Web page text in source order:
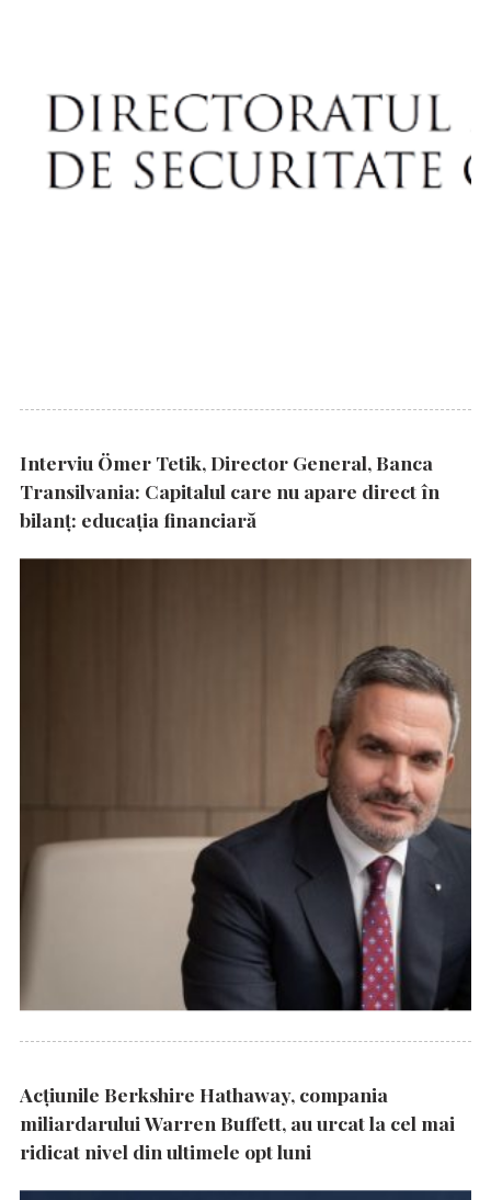
Interviu Ömer Tetik, Director General, Banca
Transilvania: Capitalul care nu apare direct în
bilanț: educația financiară
Acțiunile Berkshire Hathaway, compania
miliardarului Warren Buffett, au urcat la cel mai
ridicat nivel din ultimele opt luni